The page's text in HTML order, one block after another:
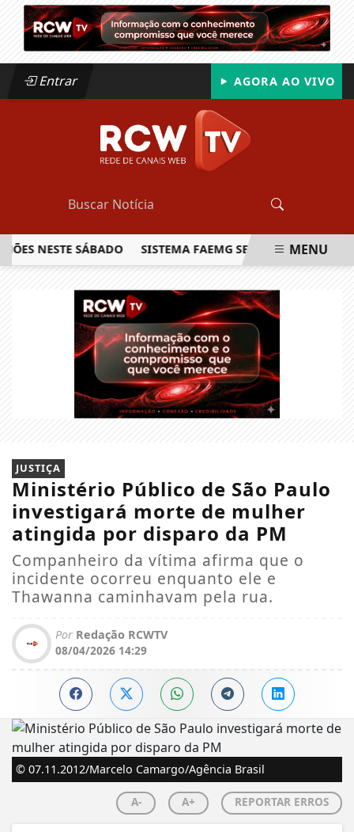
Entrar AGORA AO VIVO
SÁBADO SISTEMA FAEMG SENAR LANÇA OMENU
JUSTIÇA
Ministério Público de São Paulo
investigará morte de mulher
atingida por disparo da PM
Companheiro da vítima afirma que o
incidente ocorreu enquanto ele e
Thawanna caminhavam pela rua.
Por Redação RCWTV
08/04/2026 14:29
© 07.11.2012/Marcelo Camargo/Agência Brasil
A- A+ REPORTAR ERROS